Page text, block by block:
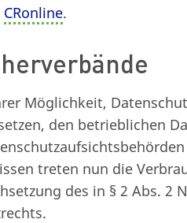
CRonline.
Möglichkeit,
den betrieblichen
treten nun die
des in § 2 Abs. 2